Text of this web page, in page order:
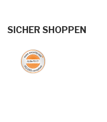
SICHER SHOPPEN